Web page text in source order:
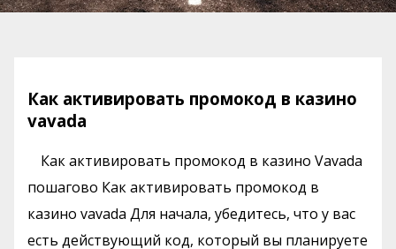
Как активировать промокод в казино
vavada
Как активировать промокод в казино Vavada
пошагово Как активировать промокод в
казино vavada Для начала, убедитесь, что у вас
есть действующий код, который вы планируете